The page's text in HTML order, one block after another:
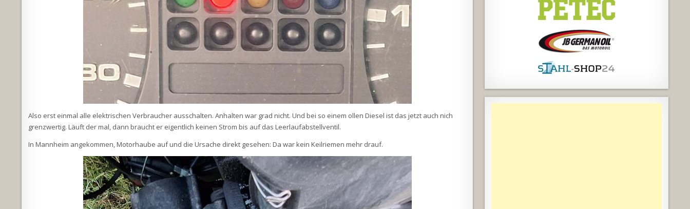
Also erst einmal alle elektrischen Verbraucher ausschalten. Anhalten war grad nicht. Und bei so einem ollen Diesel ist das jetzt auch nich
grenzwertig. Läuft der mal, dann braucht er eigentlich keinen Strom bis auf das Leerlaufabstellventil.
In Mannheim angekommen, Motorhaube auf und die Ursache direkt gesehen: Da war kein Keilriemen mehr drauf.